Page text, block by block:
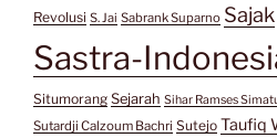
Revolusi S. Jai Sabrank Suparno Sajak
Sastra-
Situmorang Sejarah Sihar Ramses
Sutardji Calzoum Bachri Sutejo Taufiq